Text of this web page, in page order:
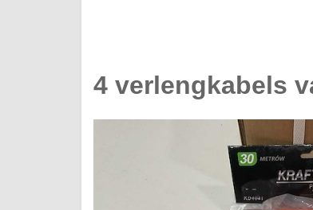
4 verlengkabels